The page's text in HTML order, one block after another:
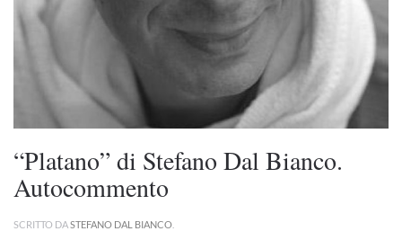
“Platano” di Stefano Dal Bianco.
Autocommento
SCRITTO DASTEFANO DAL BIANCO